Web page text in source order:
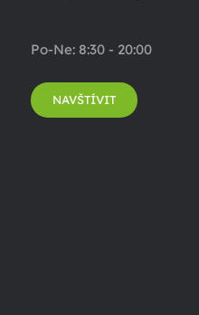
Po-Ne: 8:30 - 20:00
NAVŠTÍVIT